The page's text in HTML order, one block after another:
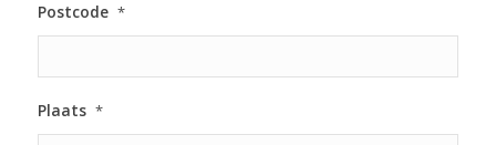
Postcode *
Plaats *